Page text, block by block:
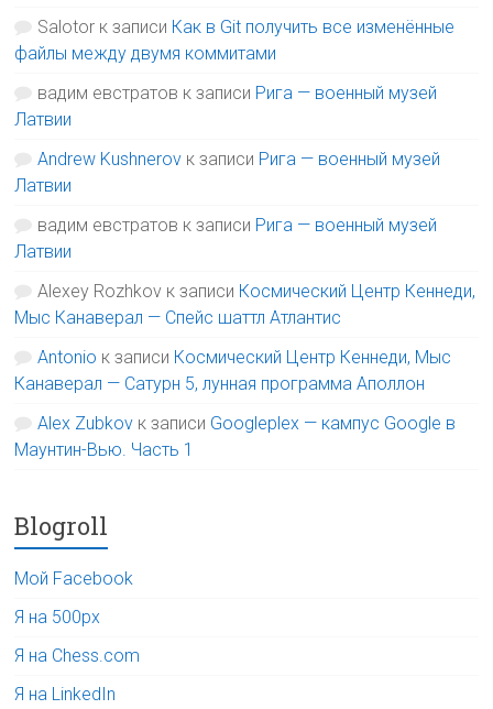
Salotor к записи Как в Git получить все изменённые
файлы между двумя коммитами
вадим евстратов к записи Рига — военный музей
Латвии
Andrew Kushnerov к записи Рига — военный музей
Латвии
вадим евстратов к записи Рига — военный музей
Латвии
Alexey Rozhkov к записи Космический Центр Кеннеди,
Мыс Канаверал — Спейс шаттл Атлантис
Antonio к записи Космический Центр Кеннеди, Мыс
Канаверал — Сатурн 5, лунная программа Аполлон
Alex Zubkov к записи Googleplex — кампус Google в
Маунтин-Вью. Часть 1
Blogroll
Мой Facebook
Я на 500px
Я на Chess.com
Я на LinkedIn